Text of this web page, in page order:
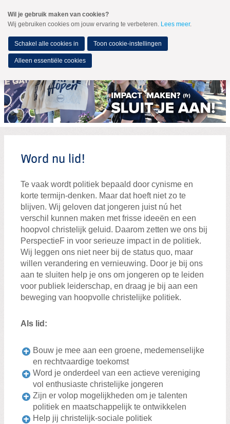
naar
Spring
de
inhoud
Spring
naar
hoofdmenu
MENU
Word nu lid!
Word actief!
Vacatures
Denktank
Opleiding
Doneer
Word nu lid!
Te vaak wordt politiek bepaald door cynisme en
korte termijn-denken. Maar dat hoeft niet zo te
blijven. Wij geloven dat jongeren juist nú het
verschil kunnen maken met frisse ideeën en een
hoopvol christelijk geluid. Daarom zetten we ons bij
PerspectieF in voor serieuze impact in de politiek.
Wij leggen ons niet neer bij de status quo, maar
willen verandering en vernieuwing. Door je bij ons
aan te sluiten help je ons om jongeren op te leiden
voor publiek leiderschap, en draag je bij aan een
beweging van hoopvolle christelijke politiek.
Als lid:
Bouw je mee aan een groene, medemenselijke
en rechtvaardige toekomst
Word je onderdeel van een actieve vereniging
vol enthusiaste christelijke jongeren
Zijn er volop mogelijkheden om je talenten
politiek en maatschappelijk te ontwikkelen
Help jij christelijk-sociale politiek
Wil je gebruik maken van cookies?
Wij gebruiken cookies om jouw ervaring te verbeteren. Lees meer.
Schakel alle cookies in Toon cookie-instellingen
Alleen essentiële cookies